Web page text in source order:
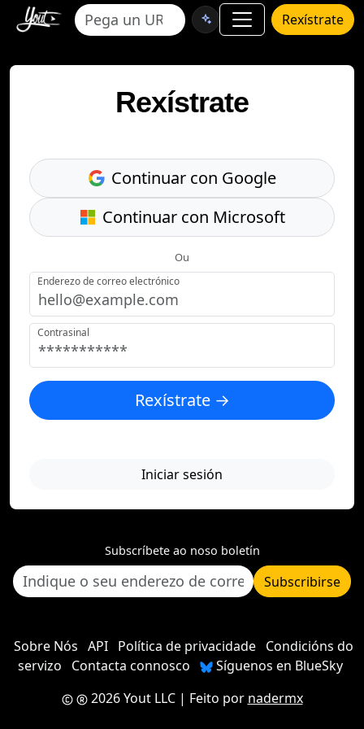
Rexístrate
Rexístrate
Continuar con Google
Continuar con Microsoft
Ou
Enderezo de correo electrónico
Contrasinal
Rexístrate →
Iniciar sesión
Subscríbete ao noso boletín
Subscribirse
Sobre Nós API Política de privacidade Condicións do
servizo
Contacta connosco
Síguenos en BlueSky
2026 Yout LLC| Feito por nadermx